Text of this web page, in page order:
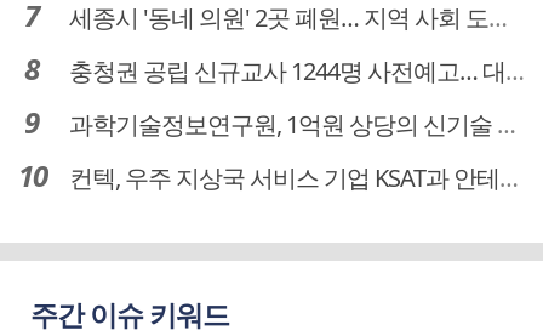
세종시 '동네 의원' 2곳 폐원… 지역 사회 도마 위
충청권 공립 신규교사 1244명 사전예고… 대전 초등 34명서 4명으로
과학기술정보연구원, 1억원 상당의 신기술 기업 이전 완료
컨텍, 우주 지상국 서비스 기업 KSAT과 안테나 6기 계약 체결
주간 이슈 키워드